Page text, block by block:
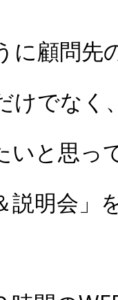
に顧問先
けでなく
いと思っ
説明会」